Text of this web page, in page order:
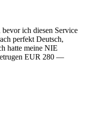
ich diesen Service
perfekt Deutsch,
hatte meine NIE
EUR 280 —